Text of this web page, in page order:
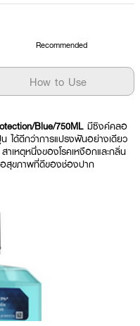
Recommended
How to Use
Blue/750ML มีซิงค์คลอ
ได้ดีกว่าการแปรงฟันอย่างเดียว
เหตุหนึ่งของโรคเหงือกและกลิ่น
อสุขภาพที่ดีของช่องปาก